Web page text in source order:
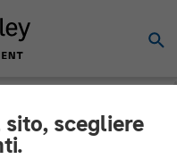
scegliere